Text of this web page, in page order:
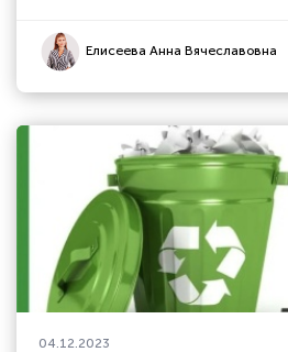
Елисеева Анна Вячеславовна
04.12.2023